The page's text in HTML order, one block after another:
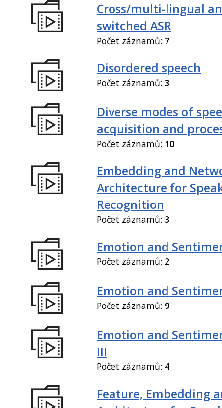
Cross/multi-lingual
switched ASR
Počet záznamů: 7
Disordered speech
Počet záznamů: 3
Diverse modes of
acquisition and
Počet záznamů: 10
Embedding and
Architecture for
Recognition
Počet záznamů: 3
Emotion and
Počet záznamů: 2
Emotion and
Počet záznamů: 9
Emotion and
III
Počet záznamů: 4
Feature, Embedding